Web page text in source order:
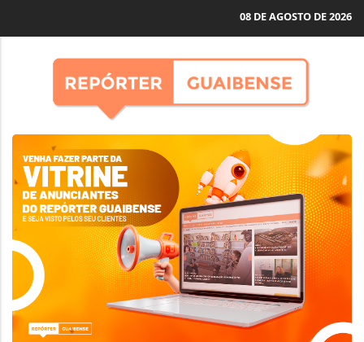
08 DE AGOSTO DE 2026